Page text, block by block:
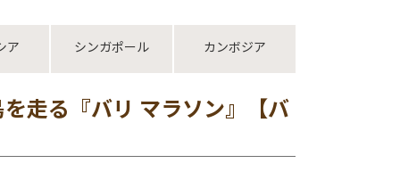
ア シンガポール カンボジア
走る『バリ マラソン』【バ